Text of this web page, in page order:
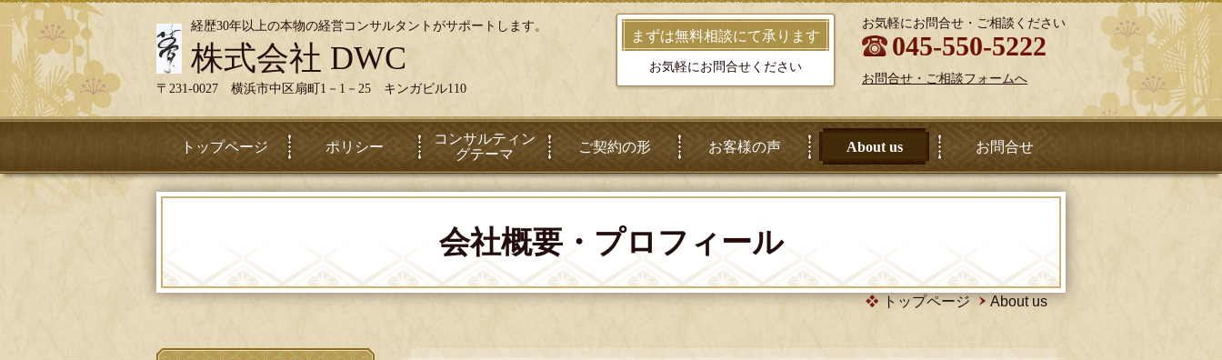
経歴30年以上の本物の経営コンサルタントがサポートします。
株式会社 DWC
〒231-0027 横浜市中区扇町1－1－25 キンガビル110
まずは無料相談にて承ります
お気軽にお問合せください
お気軽にお問合せ・ご相談ください
045-550-5222
お問合せ・ご相談フォームへ
トップページ ポリシー
コンサルティン
グテーマ
ご契約の形 お客様の声 About us お問合せ
会社概要・プロフィール
トップページ About us